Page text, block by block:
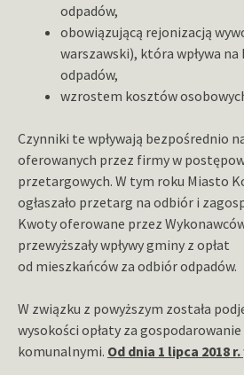
odpadów,
obowiązującą rejonizacją
warszawski), która wpływa
odpadów,
wzrostem kosztów
Czynniki te wpływają bezpośrednio
oferowanych przez firmy w
przetargowych. W tym roku Miasto
ogłaszało przetarg na odbiór i
Kwoty oferowane przez
przewyższały wpływy gminy z opłat
od mieszkańców za odbiór odpadów.
W związku z powyższym została
wysokości opłaty za
komunalnymi. Od dnia 1 lipca 2018 r.